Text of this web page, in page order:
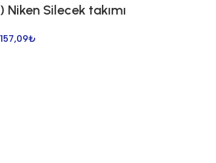
) Niken Silecek takımı
157,09₺